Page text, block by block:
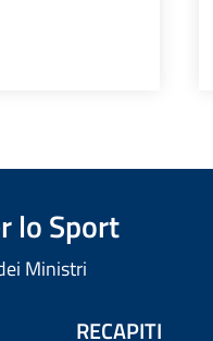
lo Sport
Ministri
RECAPITI